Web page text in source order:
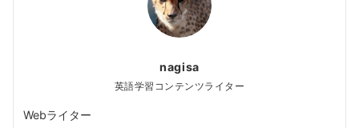
nagisa
英語学習コンテンツライター
Webライター